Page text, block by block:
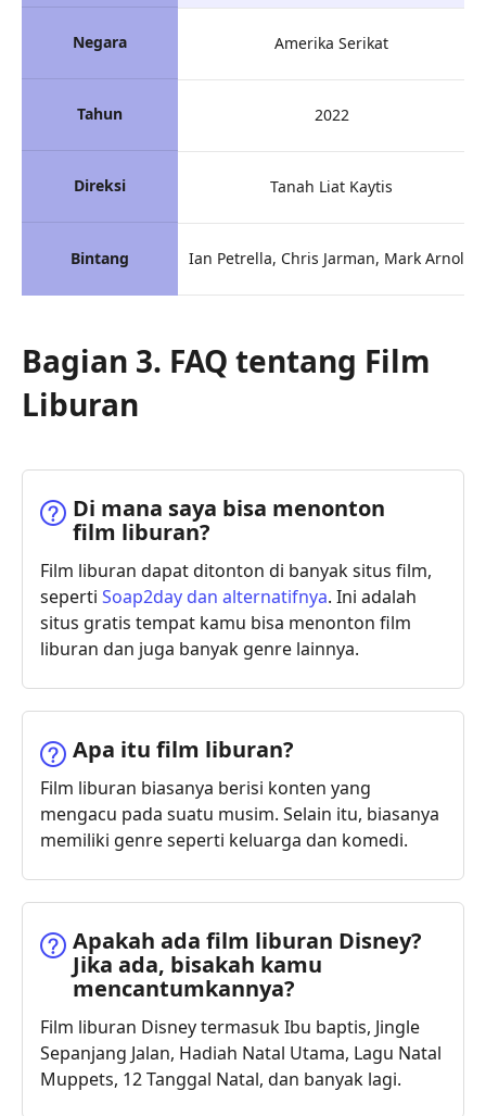
Negara
Tahun
Direksi
Bintang
Amerika Serikat
2022
Tanah Liat Kaytis
Ian Petrella, Chris Jarman, Mark Arnold
Bagian 3. FAQ tentang Film
Liburan
Di mana saya bisa menonton
film liburan?
Film liburan dapat ditonton di banyak situs film,
seperti Soap2day dan alternatifnya. Ini adalah
situs gratis tempat kamu bisa menonton film
liburan dan juga banyak genre lainnya.
Apa itu film liburan?
Film liburan biasanya berisi konten yang
mengacu pada suatu musim. Selain itu, biasanya
memiliki genre seperti keluarga dan komedi.
Apakah ada film liburan Disney?
Jika ada, bisakah kamu
mencantumkannya?
Film liburan Disney termasuk Ibu baptis, Jingle
Sepanjang Jalan, Hadiah Natal Utama, Lagu Natal
Muppets, 12 Tanggal Natal, dan banyak lagi.